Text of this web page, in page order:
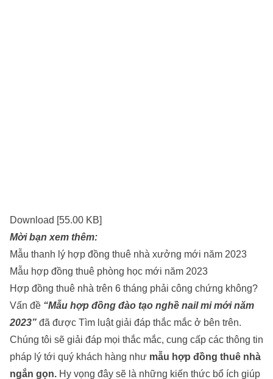
Download [55.00 KB]
Mời bạn xem thêm:
Mẫu thanh lý hợp đồng thuê nhà xưởng mới năm 2023
Mẫu hợp đồng thuê phòng học mới năm 2023
Hợp đồng thuê nhà trên 6 tháng phải công chứng không?
Vấn đề “Mẫu hợp đồng đào tạo nghề nail mi mới năm
2023” đã được Tìm luậtgiải đáp thắc mắc ở bên trên.
Chúng tôi sẽ giải đáp mọi thắc mắc, cung cấp các thông tin
pháp lý tới quý khách hàng như mẫu hợp đồng thuê nhà
ngắn gọn. Hy vọng đây sẽ là những kiến thức bổ ích giúp